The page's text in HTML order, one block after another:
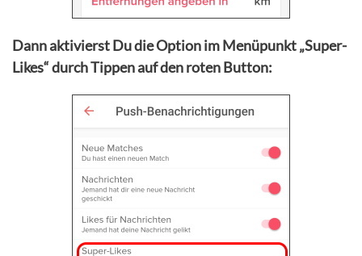
Dann aktivierst Du die Option im Menüpunkt „Super-
Likes“ durch Tippen auf den roten Button: